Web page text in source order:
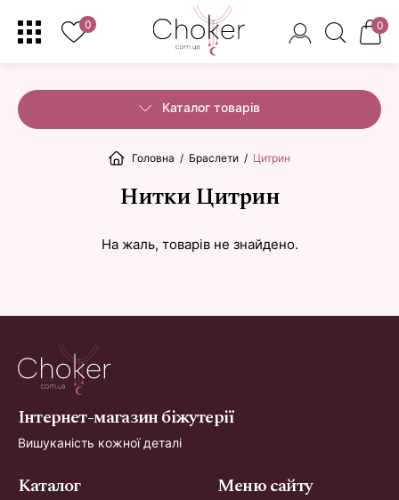
0 0
Каталог товарів
Головна / Браслети / Цитрин
Нитки Цитрин
На жаль, товарів не знайдено.
Інтернет-магазин біжутерії
Вишуканість кожної деталі
Каталог Меню сайту